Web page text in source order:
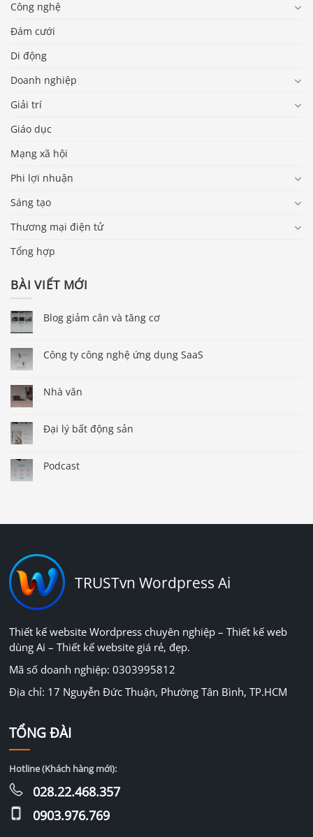
Công nghệ
Đám cưới
Di động
Doanh nghiệp
Giải trí
Giáo dục
Mạng xã hội
Phi lợi nhuận
Sáng tạo
Thương mại điện tử
Tổng hợp
BÀI VIẾT MỚI
Blog giảm cân và tăng cơ
Công ty công nghệ ứng dụng SaaS
Nhà văn
Đại lý bất động sản
Podcast
TRUSTvn Wordpress Ai
Thiết kế website Wordpress chuyên nghiệp – Thiết kế web
dùng Ai – Thiết kế website giá rẻ, đẹp.
Mã số doanh nghiệp: 0303995812
Địa chỉ: 17 Nguyễn Đức Thuận, Phường Tân Bình, TP.HCM
TỔNG ĐÀI
Hotline (Khách hàng mới):
028.22.468.357
0903.976.769